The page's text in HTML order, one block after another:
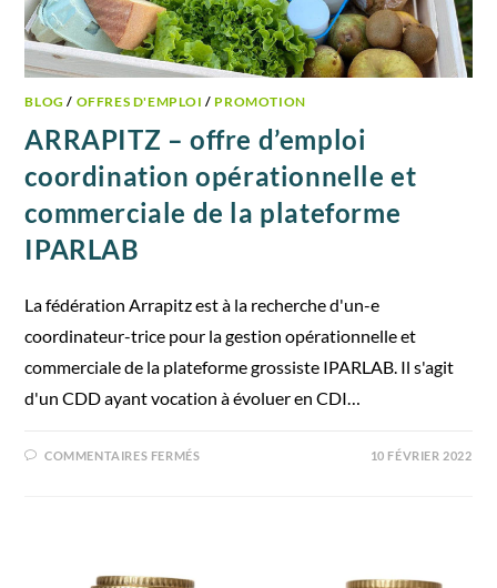
BLOG / OFFRES D'EMPLOI / PROMOTION
ARRAPITZ – offre d’emploi
coordination opérationnelle et
commerciale de la plateforme
IPARLAB
La fédération Arrapitz est à la recherche d'un-e
coordinateur-trice pour la gestion opérationnelle et
commerciale de la plateforme grossiste IPARLAB. Il s'agit
d'un CDD ayant vocation à évoluer en CDI…
COMMENTAIRES FERMÉS 10 FÉVRIER 2022